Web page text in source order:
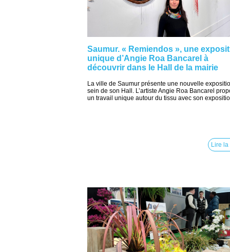
Saumur. « Remiendos », une
unique d’Angie Roa Bancarel à
découvrir dans le Hall de la mairie
La ville de Saumur présente une nouvelle
sein de son Hall. L’artiste Angie Roa Bancarel
un travail unique autour du tissu avec son
Lire la